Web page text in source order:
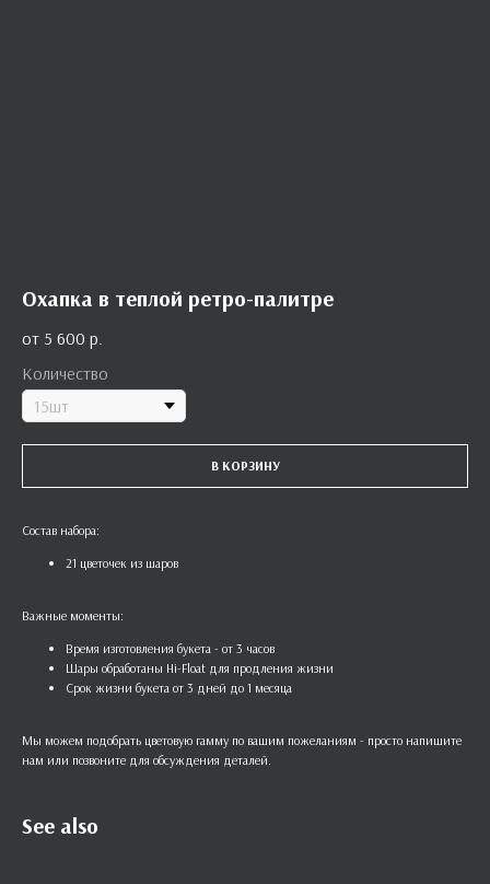
Охапка в теплой ретро-палитре
5 600 р.
Количество
В КОРЗИНУ
Состав набора:
21 цветочек из шаров
Важные моменты:
Время изготовления букета - от 3 часов
Шары обработаны Hi-Float для продления жизни
Срок жизни букета от 3 дней до 1 месяца
Мы можем подобрать цветовую гамму по вашим пожеланиям - просто напишите
нам или позвоните для обсуждения деталей.
See also